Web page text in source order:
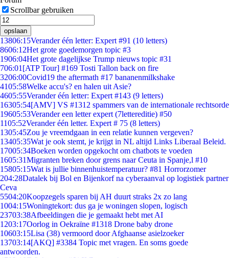
Scrollbar gebruiken
opslaan
13806:15Verander één letter: Expert #91 (10 letters)
8606:12Het grote goedemorgen topic #3
1906:04Het grote dagelijkse Trump nieuws topic #31
706:01 [ATP Tour] #169 Tosti Tallon back on fire
3206:00Covid19 the aftermath #17 bananenmilkshake
4105:58Welke accu's? en halen uit Asie?
4605:55Verander één letter: Expert #143 (9 letters)
16305:54[AMV] VS #1312 spammers van de internationale rechtsorde
19605:53Verander een letter expert (7lettereditie) #50
1105:52Verander één letter. Expert # 75 (8 letters)
1305:45Zou je vreemdgaan in een relatie kunnen vergeven?
13405:35Wat je ook stemt, je krijgt in NL altijd Links Liberaal Beleid.
17005:34Boeken worden opgekocht om chatbots te voeden
1605:31Migranten breken door grens naar Ceuta in Spanje,l #10
15805:15Wat is jullie binnenhuistemperatuur? #81 Horrorzomer
204:28Datalek bij Bol en Bijenkorf na cyberaanval op logistiek partner
Ceva
5504:20Koopzegels sparen bij AH duurt straks 2x zo lang
1004:15Woningtekort: dus ga je woningen slopen, logisch
23703:38Afbeeldingen die je gemaakt hebt met AI
1203:17Oorlog in Oekraïne #1318 Drone baby drone
10603:15Lisa (38) vermoord door Afghaanse asielzoeker
13703:14[AKQ] #3384 Topic met vragen. En soms goede
antwoorden.